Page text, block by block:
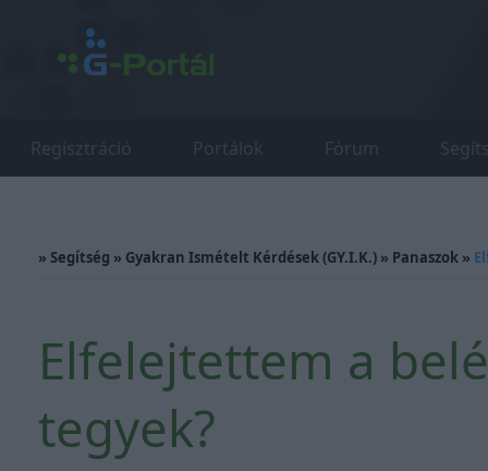
Regisztráció Portálok Fórum
» Segítség » Gyakran Ismételt Kérdések (GY.I.K.) » Panaszok »
Elfelejtettem a
tegyek?